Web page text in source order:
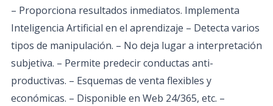
– Proporciona resultados inmediatos. Implementa
Inteligencia Artificial en el aprendizaje – Detecta varios
tipos de manipulación. – No deja lugar a interpretación
subjetiva. – Permite predecir conductas anti-
productivas. – Esquemas de venta flexibles y
económicas. – Disponible en Web 24/365, etc. –